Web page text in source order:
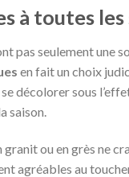
à toutes les
pas seulement une
en fait un choix
décolorer sous
saison.
ou en grès ne
agréables au